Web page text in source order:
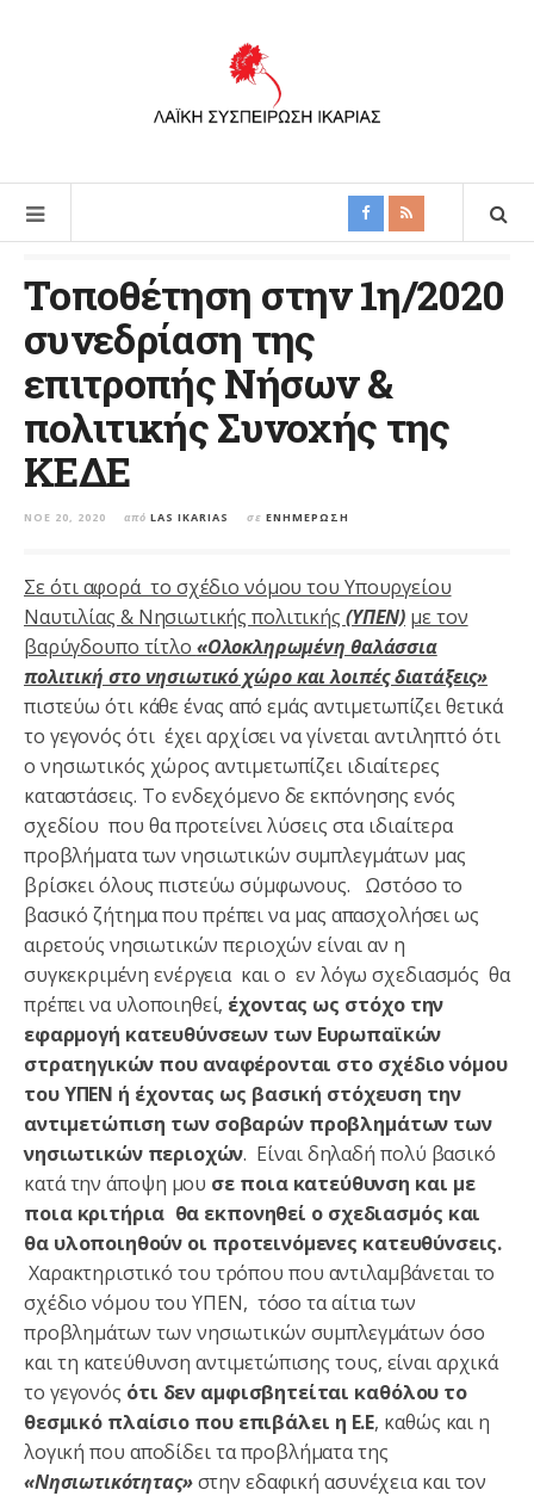
Τοποθέτηση στην 1η/2020
συνεδρίαση της
επιτροπής Νήσων &
πολιτικής Συνοχής της
ΚΕΔΕ
ΝΟΈ 20, 2020 από LAS IKARIAS σε ΕΝΗΜΈΡΩΣΗ
Σε ότι αφορά το σχέδιο νόμου του Υπουργείου
Ναυτιλίας & Νησιωτικής πολιτικής (ΥΠΕΝ) με τον
βαρύγδουπο τίτλο «Ολοκληρωμένη θαλάσσια
πολιτική στο νησιωτικό χώρο και λοιπές διατάξεις»
πιστεύω ότι κάθε ένας από εμάς αντιμετωπίζει θετικά
το γεγονός ότι έχει αρχίσει να γίνεται αντιληπτό ότι
ο νησιωτικός χώρος αντιμετωπίζει ιδιαίτερες
καταστάσεις. Το ενδεχόμενο δε εκπόνησης ενός
σχεδίου που θα προτείνει λύσεις στα ιδιαίτερα
προβλήματα των νησιωτικών συμπλεγμάτων μας
βρίσκει όλους πιστεύω σύμφωνους. Ωστόσο το
βασικό ζήτημα που πρέπει να μας απασχολήσει ως
αιρετούς νησιωτικών περιοχών είναι αν η
συγκεκριμένη ενέργεια και ο εν λόγω σχεδιασμός θα
πρέπει να υλοποιηθεί, έχοντας ως στόχο την
εφαρμογή κατευθύνσεων των Ευρωπαϊκών
στρατηγικών που αναφέρονται στο σχέδιο νόμου
του ΥΠΕΝ ή έχοντας ως βασική στόχευση την
αντιμετώπιση των σοβαρών προβλημάτων των
νησιωτικών περιοχών. Είναι δηλαδή πολύ βασικό
κατά την άποψη μου σε ποια κατεύθυνση και με
ποια κριτήρια θα εκπονηθεί ο σχεδιασμός και
θα υλοποιηθούν οι προτεινόμενες κατευθύνσεις.
Χαρακτηριστικό του τρόπου που αντιλαμβάνεται το
σχέδιο νόμου του ΥΠΕΝ, τόσο τα αίτια των
προβλημάτων των νησιωτικών συμπλεγμάτων όσο
και τη κατεύθυνση αντιμετώπισης τους, είναι αρχικά
το γεγονός ότι δεν αμφισβητείται καθόλου το
θεσμικό πλαίσιο που επιβάλει η Ε.Ε, καθώς και η
λογική που αποδίδει τα προβλήματα της
«Νησιωτικότητας»στην εδαφική ασυνέχεια και τον